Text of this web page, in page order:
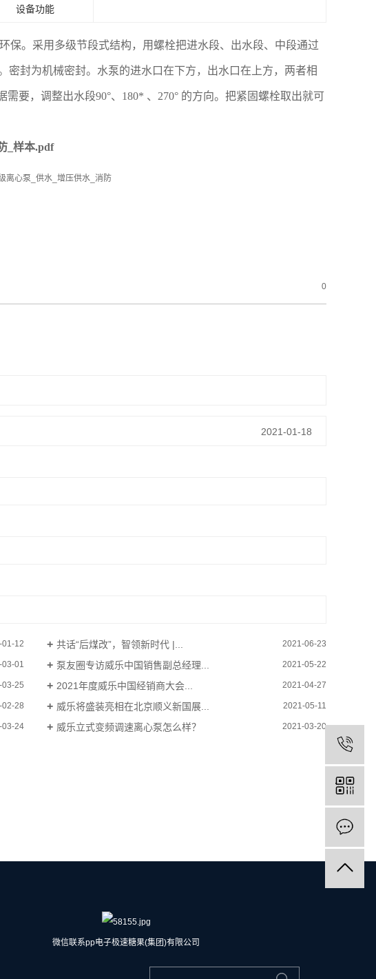
设备功能
保。采用多级节段式结构，用螺栓把进水段、出水段、中段通过
密封为机械密封。水泵的进水口在下方，出水口在上方，两者相
要，调整出水段90°、180* 、270° 的方向。把紧固螺栓取出就可
_样本.pdf
0
2021-01-18
12 共话“后煤改”，智领新时代 |... 2021-06-23
01 泵友圈专访威乐中国销售副总经理... 2021-05-22
25 2021年度威乐中国经销商大会... 2021-04-27
28 威乐将盛装亮相在北京顺义新国展... 2021-05-11
03-24 威乐立式变频调速离心泵怎么样？ 2021-03-20
微信联系pp电子极速糖果(集团)有限公司